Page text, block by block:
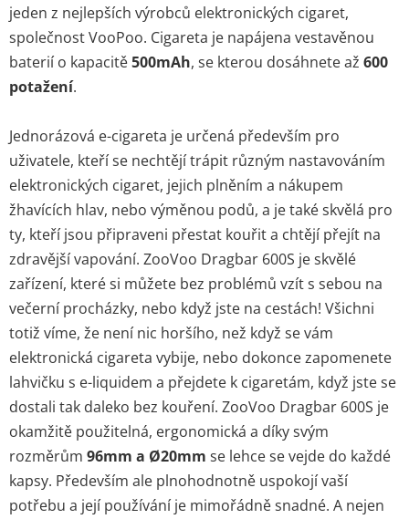
jeden z nejlepších výrobců elektronických cigaret,
společnost VooPoo. Cigareta je napájena vestavěnou
baterií o kapacitě500mAh, se kterou dosáhnete až 600
potažení.
Jednorázová e-cigareta je určená především pro
uživatele, kteří se nechtějí trápit různým nastavováním
elektronických cigaret, jejich plněním a nákupem
žhavících hlav, nebo výměnou podů, a je také skvělá pro
ty, kteří jsou připraveni přestat kouřit a chtějí přejít na
zdravější vapování. ZooVoo Dragbar 600S je skvělé
zařízení, které si můžete bez problémů vzít s sebou na
večerní procházky, nebo když jste na cestách! Všichni
totiž víme, že není nic horšího, než když se vám
elektronická cigareta vybije, nebo dokonce zapomenete
lahvičku s e-liquidem a přejdete k cigaretám, když jste se
dostali tak daleko bez kouření. ZooVoo Dragbar 600S je
okamžitě použitelná, ergonomická a díky svým
rozměrům 96mm a Ø20mm se lehce se vejde do každé
kapsy. Především ale plnohodnotně uspokojí vaší
potřebu a její používání je mimořádně snadné. A nejen